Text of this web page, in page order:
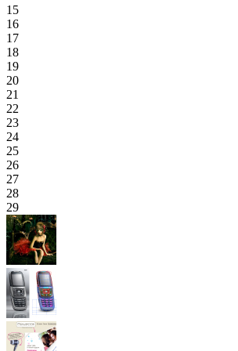
15
16
17
18
19
20
21
22
23
24
25
26
27
28
29